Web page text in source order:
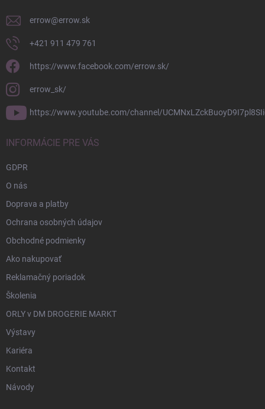
errow@errow.sk
+421 911 479 761
https://www.facebook.com/errow.sk/
errow_sk/
https://www.youtube.com/channel/
INFORMÁCIE PRE VÁS
GDPR
O nás
Doprava a platby
Ochrana osobných údajov
Obchodné podmienky
Ako nakupovať
Reklamačný poriadok
Školenia
ORLY v DM DROGERIE MARKT
Výstavy
Kariéra
Kontakt
Návody